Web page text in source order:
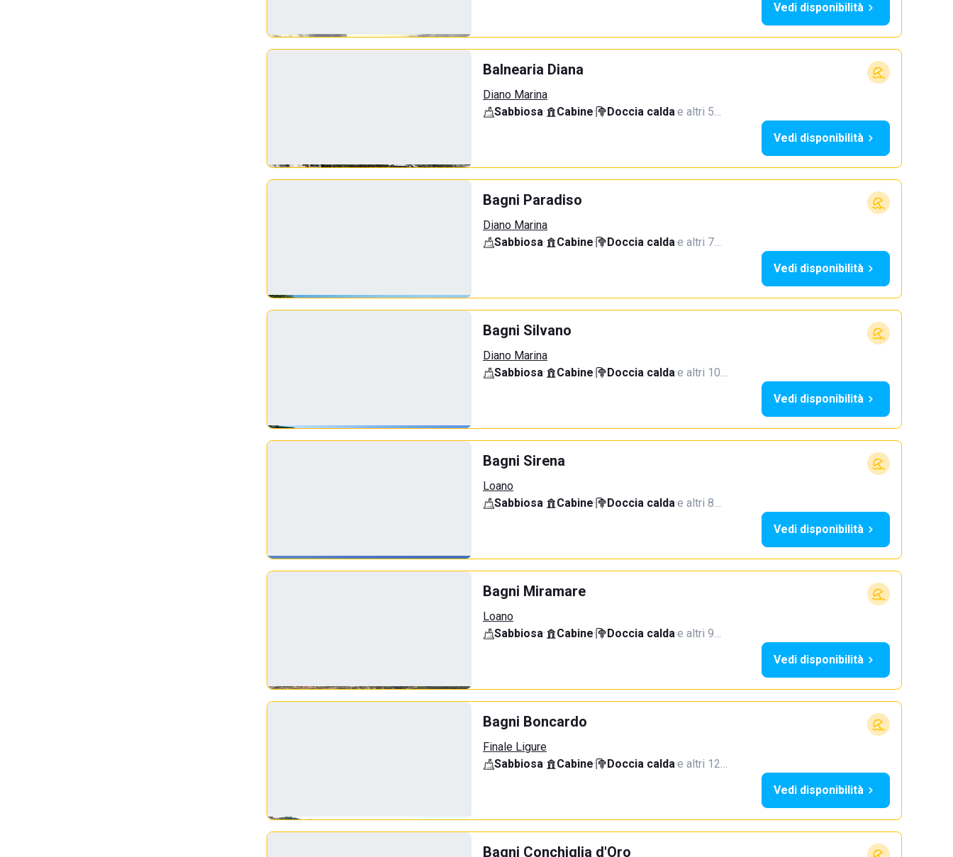
Vedi disponibilità
Balnearia Diana
Diano Marina
Sabbiosa· Cabine· Doccia calda·e altri 5…
Vedi disponibilità
Bagni Paradiso
Diano Marina
Sabbiosa· Cabine· Doccia calda·e altri 7…
Vedi disponibilità
Bagni Silvano
Diano Marina
Sabbiosa· Cabine· Doccia calda·e altri 10…
Vedi disponibilità
Bagni Sirena
Loano
Sabbiosa· Cabine· Doccia calda·e altri 8…
Vedi disponibilità
Bagni Miramare
Loano
Sabbiosa· Cabine· Doccia calda·e altri 9…
Vedi disponibilità
Bagni Boncardo
Finale Ligure
Sabbiosa· Cabine· Doccia calda·e altri 12…
Vedi disponibilità
Bagni Conchiglia d'Oro